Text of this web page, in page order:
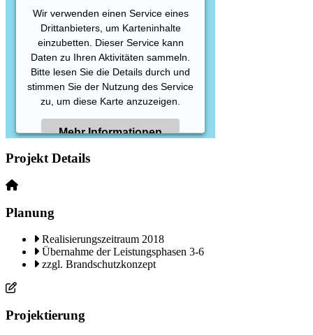
Wir verwenden einen Service eines
Drittanbieters, um Karteninhalte
einzubetten. Dieser Service kann
Daten zu Ihren Aktivitäten sammeln.
Bitte lesen Sie die Details durch und
stimmen Sie der Nutzung des Service
zu, um diese Karte anzuzeigen.
Mehr Informationen
Projekt Details
Planung
Realisierungszeitraum 2018
Übernahme der Leistungsphasen 3-6
zzgl. Brandschutzkonzept
Projektierung